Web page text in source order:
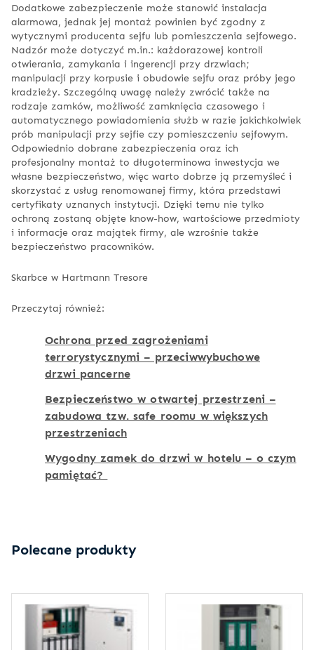
Dodatkowe zabezpieczenie może stanowić instalacja
alarmowa, jednak jej montaż powinien być zgodny z
wytycznymi producenta sejfu lub pomieszczenia sejfowego.
Nadzór może dotyczyć m.in.: każdorazowej kontroli
otwierania, zamykania i ingerencji przy drzwiach;
manipulacji przy korpusie i obudowie sejfu oraz próby jego
kradzieży. Szczególną uwagę należy zwrócić także na
rodzaje zamków, możliwość zamknięcia czasowego i
automatycznego powiadomienia służb w razie jakichkolwiek
prób manipulacji przy sejfie czy pomieszczeniu sejfowym.
Odpowiednio dobrane zabezpieczenia oraz ich
profesjonalny montaż to długoterminowa inwestycja we
własne bezpieczeństwo, więc warto dobrze ją przemyśleć i
skorzystać z usług renomowanej firmy, która przedstawi
certyfikaty uznanych instytucji. Dzięki temu nie tylko
ochroną zostaną objęte know-how, wartościowe przedmioty
i informacje oraz majątek firmy, ale wzrośnie także
bezpieczeństwo pracowników.
Skarbce w Hartmann Tresore
Przeczytaj również:
Ochrona przed zagrożeniami
terrorystycznymi – przeciwwybuchowe
drzwi pancerne
Bezpieczeństwo w otwartej przestrzeni –
zabudowa tzw. safe roomu w większych
przestrzeniach
Wygodny zamek do drzwi w hotelu – o czym
pamiętać?
Polecane produkty